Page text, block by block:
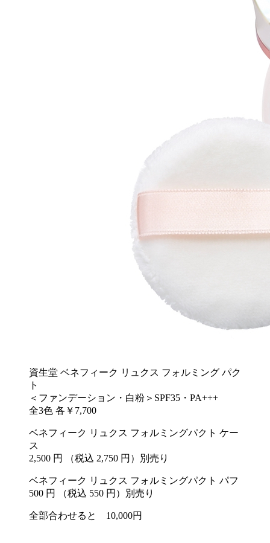
資生堂 ベネフィーク リュクス フォルミング パク
ト
＜ファンデーション・白粉＞SPF35・PA+++
全3色 各￥7,700
ベネフィーク リュクス フォルミングパクト ケー
ス
2,500 円 （税込 2,750 円）別売り
ベネフィーク リュクス フォルミングパクト パフ
500 円 （税込 550 円）別売り
全部合わせると 10,000円